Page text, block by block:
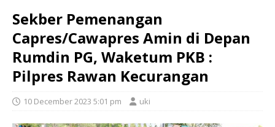
Sekber Pemenangan
Capres/Cawapres Amin di Depan
Rumdin PG, Waketum PKB :
Pilpres Rawan Kecurangan
10 December 2023 5:01 pm uki